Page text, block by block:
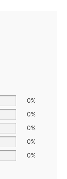
0%
0%
0%
0%
0%